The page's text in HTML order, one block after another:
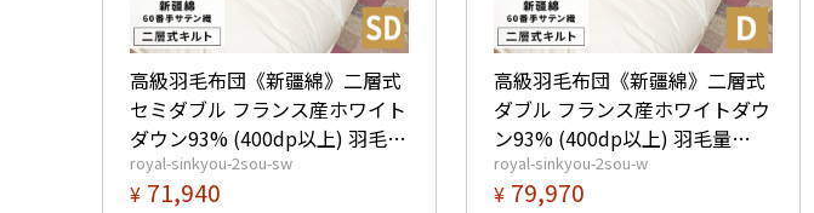
高級羽毛布団《新疆綿》二層式
セミダブル フランス産ホワイト
ダウン93% (400dp以上) 羽毛量
1.6kg 【5つ星ロイヤルゴールド
取得】【グッドふとんマーク取
royal-sinkyou-2sou-sw
¥ 71,940
高級羽毛布団《新疆綿》二層式
ダブル フランス産ホワイトダウ
ン93% (400dp以上) 羽毛量
1.8kg 【5つ星ロイヤルゴールド
取得】【グッドふとんマーク取
royal-sinkyou-2sou-w
¥ 79,970